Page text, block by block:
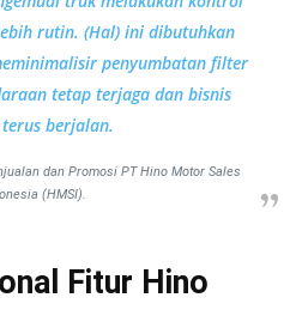
rutin. (Hal) ini dibutuhkan
penyumbatan filter
tetap terjaga dan bisnis
berjalan.
dan Promosi PT Hino Motor Sales
(HMSI).
Fitur Hino